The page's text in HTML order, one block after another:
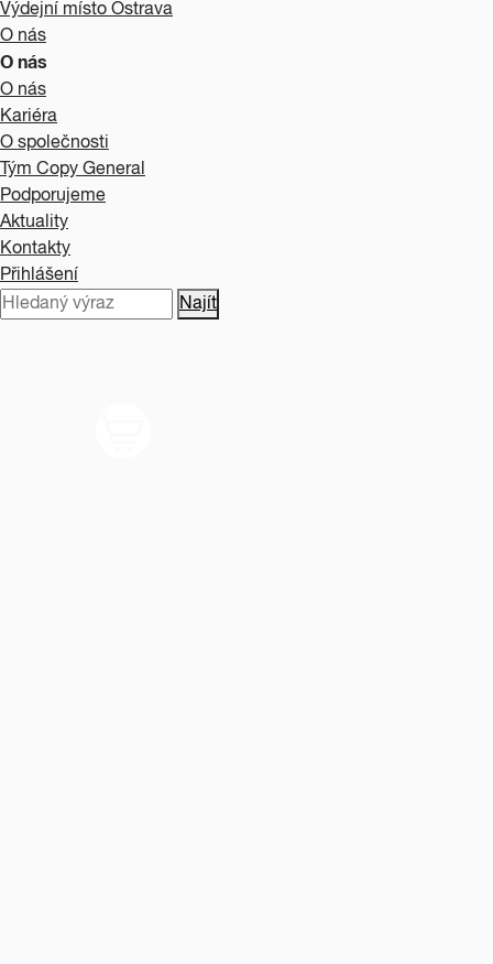
Výdejní místo Ostrava
O nás
O nás
O nás
Kariéra
O společnosti
Tým Copy General
Podporujeme
Aktuality
Kontakty
Přihlášení
Najít